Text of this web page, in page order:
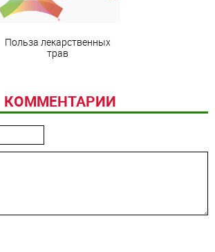
Польза лекарственных
трав
КОММЕНТАРИИ